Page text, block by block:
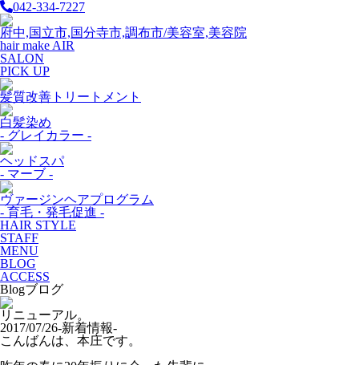
042-334-7227
府中,国立市,国分寺市,調布市/美容室,美容院
hair make AIR
SALON
PICK UP
髪質改善トリートメント
白髪染め
- グレイカラー -
ヘッドスパ
- マーブ -
ヴァージンヘアプログラム
- 育毛・発毛促進 -
HAIR STYLE
STAFF
MENU
BLOG
ACCESS
Blogブログ
リニューアル。
2017/07/26-新着情報-
こんばんは、本庄です。